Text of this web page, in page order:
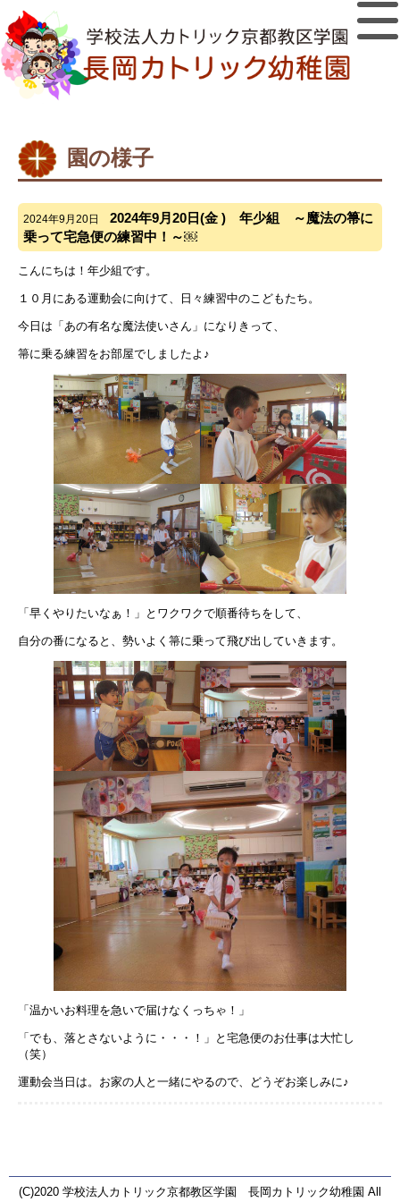
園の様子
2024年9月20日
2024年9月20日(金 ) 年少組 ～魔法の箒に
乗って宅急便の練習中！～￼
こんにちは！年少組です。
１０月にある運動会に向けて、日々練習中のこどもたち。
今日は「あの有名な魔法使いさん」になりきって、
箒に乗る練習をお部屋でしましたよ♪
「早くやりたいなぁ！」とワクワクで順番待ちをして、
自分の番になると、勢いよく箒に乗って飛び出していきます。
「温かいお料理を急いで届けなくっちゃ！」
「でも、落とさないように・・・！」と宅急便のお仕事は大忙し
（笑）
運動会当日は。お家の人と一緒にやるので、どうぞお楽しみに♪
(C)2020 学校法人カトリック京都教区学園 長岡カトリック幼稚園 All